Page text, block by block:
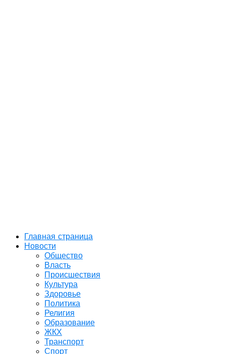
Главная страница
Новости
Общество
Власть
Происшествия
Культура
Здоровье
Политика
Религия
Образование
ЖКХ
Транспорт
Спорт